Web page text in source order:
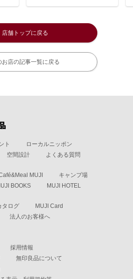
店舗トップに戻る
お店の記事一覧に戻る
ト
ローカルニッポン
空間設計 よくある質問
MUJI
キャンプ場
BOOKS MUJI HOTEL
タログ
MUJI Card
法人のお客様へ
採用情報
無印良品について